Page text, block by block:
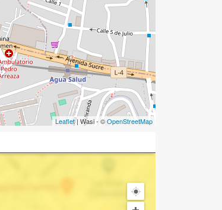
Leaflet| Wasi - ©OpenStreetMap